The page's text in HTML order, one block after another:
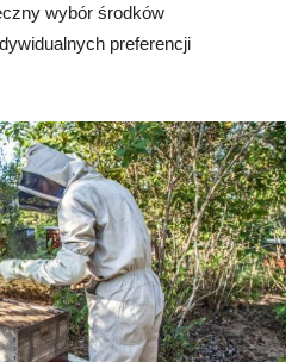
wybór środków
preferencji